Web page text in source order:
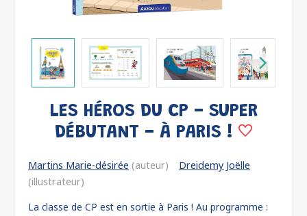
LES HÉROS DU CP - SUPER
DÉBUTANT - À PARIS !
Martins Marie-désirée (auteur)
Dreidemy Joëlle
(illustrateur)
La classe de CP est en sortie à Paris ! Au programme :